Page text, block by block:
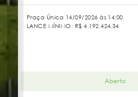
Praça Única 14/09/2026 às 14:00
LANCE MÍNIMO: R$ 4.192.424,34
Aberto